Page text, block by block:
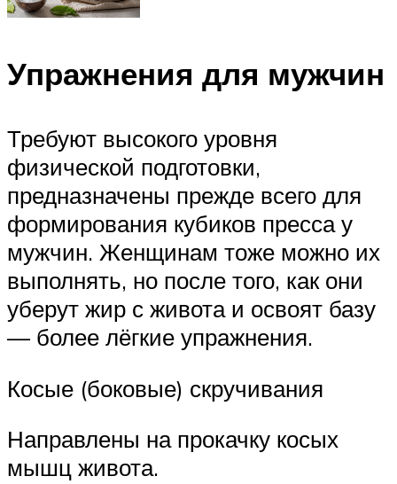
Упражнения для мужчин
Требуют высокого уровня
физической подготовки,
предназначены прежде всего для
формирования кубиков пресса у
мужчин. Женщинам тоже можно их
выполнять, но после того, как они
уберут жир с живота и освоят базу
— более лёгкие упражнения.
Косые (боковые) скручивания
Направлены на прокачку косых
мышц живота.